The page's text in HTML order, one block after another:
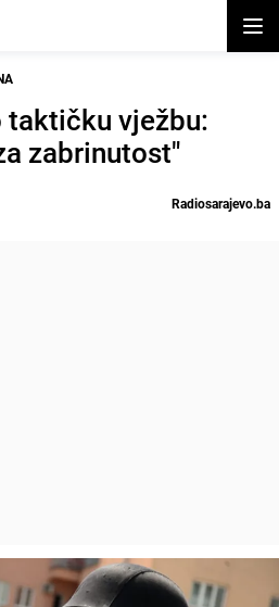
taktičku vježbu:
zabrinutost"
Radiosarajevo.ba